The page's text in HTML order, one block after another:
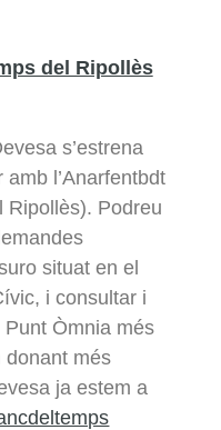
del Ripollès
s’estrena
amb l’Anarfentbdt
Ripollès). Podreu
situat en el
i consultar i
Òmnia més
més
ja estem a